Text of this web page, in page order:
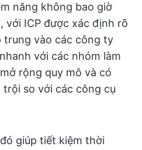
năng không bao giờ
với ICP được xác định rõ
trung vào các công ty
với các nhóm làm
rộng quy mô và có
so với các công cụ
giúp tiết kiệm thời